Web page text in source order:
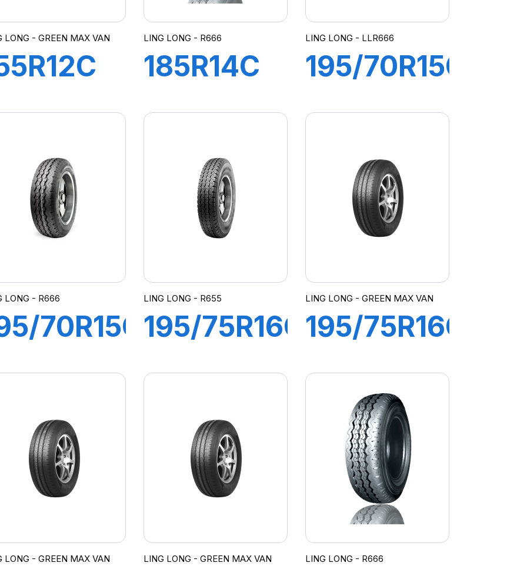
LONG - GREEN MAX VAN
VAN
LING LONG - R666
185R14C
R666
LING LONG - LLR666
195/70R15C
R666
LONG - R666
70R15C
LING LONG - R655
195/75R16C
GREEN-
MAX VAN
LING LONG - GREEN MAX VAN
195/75R16C
107/105R
R666
LONG - GREEN MAX VAN LING LONG - GREEN MAX VAN LING LONG - R666